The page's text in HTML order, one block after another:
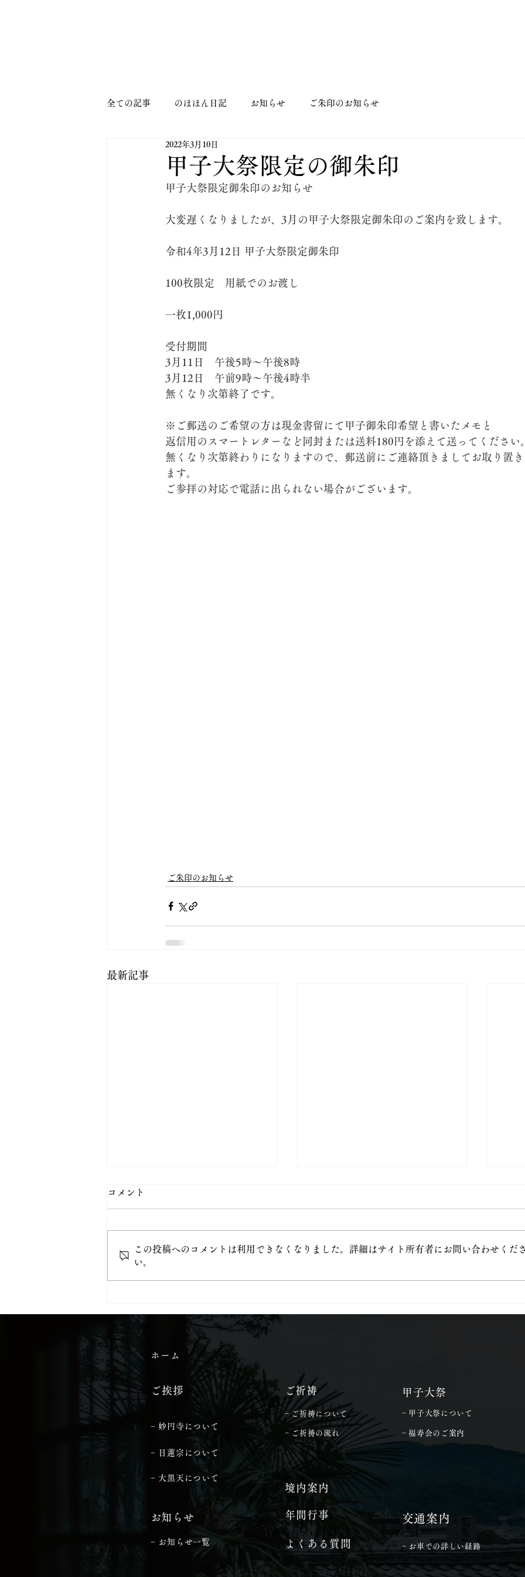
全ての記事 のほほん日記 お知らせ ご朱印のお知らせ
甲子大祭限定の御朱印
2022年3月10日
甲子大祭限定御朱印のお知らせ
大変遅くなりましたが、3月の甲子大祭限定御朱印のご案内を致します。
令和4年3月12日 甲子大祭限定御朱印
100枚限定　用紙でのお渡し
一枚1,000円
受付期間
3月11日　午後5時〜午後8時
3月12日　午前9時〜午後4時半
無くなり次第終了です。
※ご郵送のご希望の方は現金書留にて甲子御朱印希望と書いたメモと
返信用のスマートレターなど同封または送料180円を添えて送ってください。
無くなり次第終わりになりますので、郵送前にご連絡頂きましてお取り置
ます。
ご参拝の対応で電話に出られない場合がございます。
ご朱印のお知らせ
最新記事
6月 直書き御朱印 2種類
コメント
この投稿へのコメントは利用できなくなりました。詳細はサイト所有者にお問い合わせくださ
い。
ホーム
ご挨拶
− 妙円寺について
− 日蓮宗について
− 大黒天について
​ご祈祷
− ご祈祷について
甲子大祭
− 甲子大祭について
境内案内
年間行事
よくある質問
​交通案内
− お車での詳しい経路
​お知らせ
− お知らせ一覧
− ご祈祷の流れ − 福寿会のご案内